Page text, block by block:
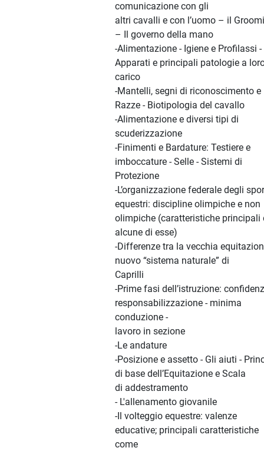
comunicazione con gli
altri cavalli e con l’uomo – il
– Il governo della mano
-Alimentazione - Igiene e Profilassi -
Apparati e principali patologie a
carico
-Mantelli, segni di riconoscimento e
Razze - Biotipologia del cavallo
-Alimentazione e diversi tipi di
scuderizzazione
-Finimenti e Bardature: Testiere e
imboccature - Selle - Sistemi di
Protezione
-L’organizzazione federale degli
equestri: discipline olimpiche e non
olimpiche (caratteristiche principali
alcune di esse)
-Differenze tra la vecchia
nuovo “sistema naturale” di
Caprilli
-Prime fasi dell’istruzione:
responsabilizzazione - minima
conduzione -
lavoro in sezione
-Le andature
-Posizione e assetto - Gli aiuti -
di base dell’Equitazione e Scala
di addestramento
- L'allenamento giovanile
-Il volteggio equestre: valenze
educative; principali caratteristiche
come